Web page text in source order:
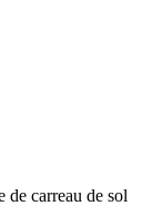
de carreau de sol